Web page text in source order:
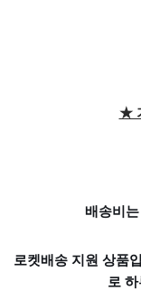
★
배송비
로켓배송 지원 상품
로